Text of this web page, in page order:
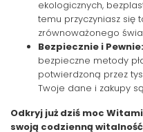
ekologicznych,
temu przyczyniasz się
zrównoważonego
Bezpiecznie i Pewnie:
bezpieczne metody
potwierdzoną przez
Twoje dane i zakupy
Odkryj już dziś moc
swoją codzienną